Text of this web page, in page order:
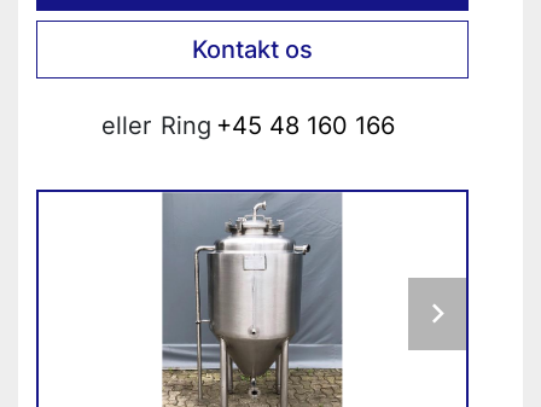
Kontakt os
eller Ring +45 48 160 166